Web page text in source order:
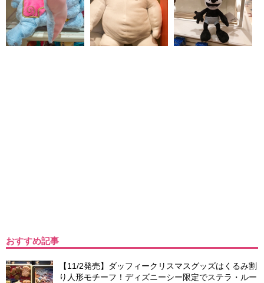
おすすめ記事
【11/2発売】ダッフィークリスマスグッズはくるみ割
り人形モチーフ！ディズニーシー限定でステラ・ルー